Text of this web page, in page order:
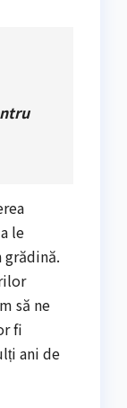
le
grădină.
să ne
fi
ani de